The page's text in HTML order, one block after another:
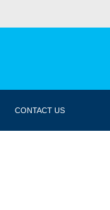
CONTACT US